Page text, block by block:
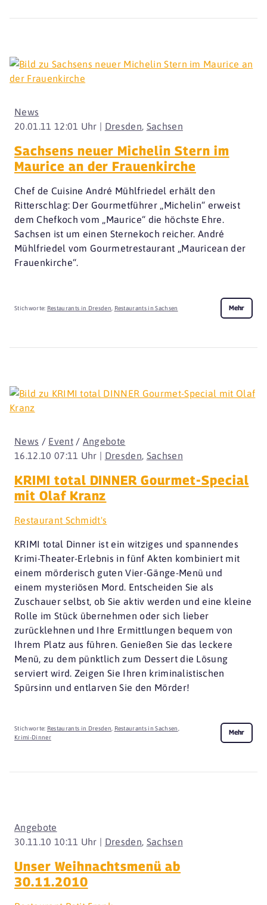
20.01.11 12:01 Uhr | Dresden, Sachsen
News
Sachsens neuer Michelin Stern im
Maurice an der Frauenkirche
Chef de Cuisine André Mühlfriedel erhält den
Ritterschlag: Der Gourmetführer „Michelin“ erweist
dem Chefkoch vom „Maurice“ die höchste Ehre.
Sachsen ist um einen Sternekoch reicher. André
Mühlfriedel vom Gourmetrestaurant „Mauricean der
Frauenkirche“.
Stichworte: Restaurants in Dresden, Restaurants in Sachsen Mehr
16.12.10 07:11 Uhr | Dresden Sachsen
News / Event/ Angebote
KRIMI total DINNER Gourmet-Special
mit Olaf Kranz
Restaurant Schmidt's
KRIMI total Dinner ist ein witziges und spannendes
Krimi-Theater-Erlebnis in fünf Akten kombiniert mit
einem mörderisch guten Vier-Gänge-Menü und
einem mysteriösen Mord. Entscheiden Sie als
Zuschauer selbst, ob Sie aktiv werden und eine kleine
Rolle im Stück übernehmen oder sich lieber
zurücklehnen und Ihre Ermittlungen bequem von
Ihrem Platz aus führen. Genießen Sie das leckere
Menü, zu dem pünktlich zum Dessert die Lösung
serviert wird. Zeigen Sie Ihren kriminalistischen
Spürsinn und entlarven Sie den Mörder!
Stichworte: Restaurants in Dresden, Restaurants in Sachsen,
Krimi-Dinner
Mehr
30.11.10 10:11 Uhr | Dresden, Sachsen
Angebote
Unser Weihnachtsmenü ab
30.11.2010